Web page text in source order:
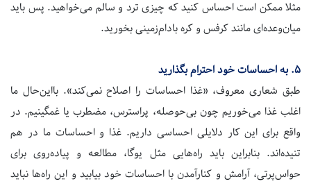
مثلا ممکن است احساس کنید که چیزی ترد و سالم می‌خواهید. پس باید
میان‌وعده‌ای مانند کرفس و کره بادام‌زمینی بخورید.
۵. به احساسات خود احترام بگذارید
طبق شعاری معروف، «غذا احساسات را اصلاح نمی‌کند». بااین‌حال ما
اغلب غذا می‌خوریم چون بی‌حوصله، پراسترس، مضطرب یا غمگینیم. در
واقع برای این کار دلایلی احساسی داریم. غذا و احساسات ما در هم
تنیده‌اند. بنابراین باید راه‌هایی مثل یوگا، مطالعه و پیاده‌روی برای
حواس‌پرتی، آرامش و کنارآمدن با احساسات خود بیابید و این راه‌ها نباید